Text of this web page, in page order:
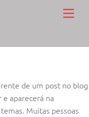
de um post no blog
aparecerá na
Muitas pessoas